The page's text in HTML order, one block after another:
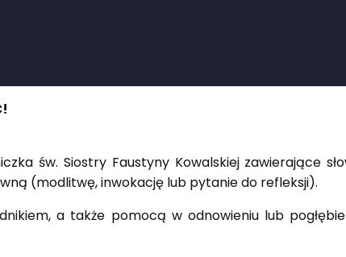
św. Siostry Faustyny Kowalskiej zawierające
(modlitwę, inwokację lub pytanie do refleksji).
a także pomocą w odnowieniu lub